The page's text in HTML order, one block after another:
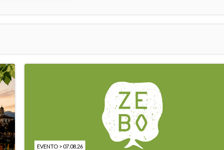
EVENTO > 07.08.26